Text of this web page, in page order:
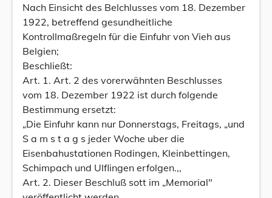
Nach Einsicht des Belchlusses vom 18. Dezember
1922, betreffend gesundheitliche
Kontrollmaßregeln für die Einfuhr von Vieh aus
Belgien;
Beschließt:
Art. 1. Art. 2 des vorerwähnten Beschlusses
vom 18. Dezember 1922 ist durch folgende
Bestimmung ersetzt:
„Die Einfuhr kann nur Donnerstags, Freitags, „und
S a m s t a g s jeder Woche uber die
Eisenbahustationen Rodingen, Kleinbettingen,
Schimpach und Ulflingen erfolgen.,,
Art. 2. Dieser Beschluß sott im „Memorial"